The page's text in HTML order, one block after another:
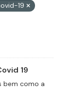
19
19
bem como a